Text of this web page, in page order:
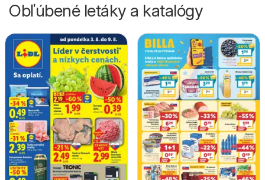
Obľúbené letáky a katalógy